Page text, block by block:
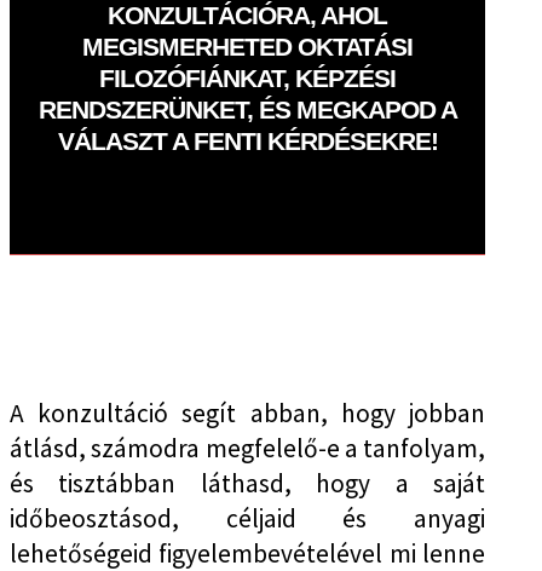
KONZULTÁCIÓRA, AHOL
MEGISMERHETED OKTATÁSI
FILOZÓFIÁNKAT, KÉPZÉSI
RENDSZERÜNKET, ÉS MEGKAPOD A
VÁLASZT A FENTI KÉRDÉSEKRE!
A konzultáció segít abban, hogy jobban
átlásd, számodra megfelelő-e a tanfolyam,
és tisztábban láthasd, hogy a saját
időbeosztásod, céljaid és anyagi
lehetőségeid figyelembevételével mi lenne